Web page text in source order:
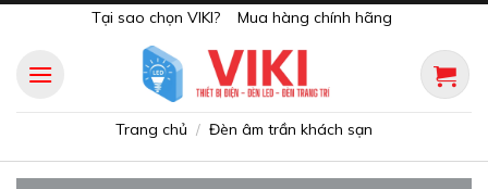
content
Tại sao chọn VIKI? Mua hàng chính hãng
Trang chủ / Đèn âm trần khách sạn